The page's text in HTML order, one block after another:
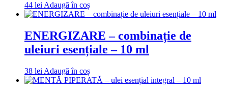
44 lei Adaugă în coș
ENERGIZARE – combinație de
uleiuri esențiale – 10 ml
38 lei Adaugă în coș